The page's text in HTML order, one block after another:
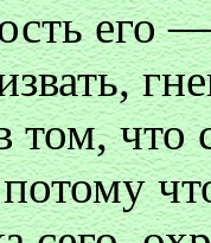
его
том, что